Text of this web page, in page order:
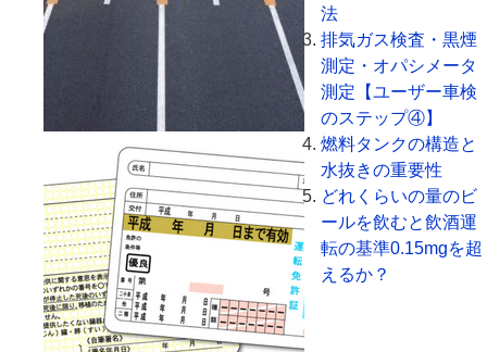
法
排気ガス検査・黒煙
測定・オパシメータ
測定【ユーザー車検
のステップ④】
燃料タンクの構造と
水抜きの重要性
どれくらいの量のビ
ールを飲むと飲酒運
転の基準0.15mgを超
えるか？